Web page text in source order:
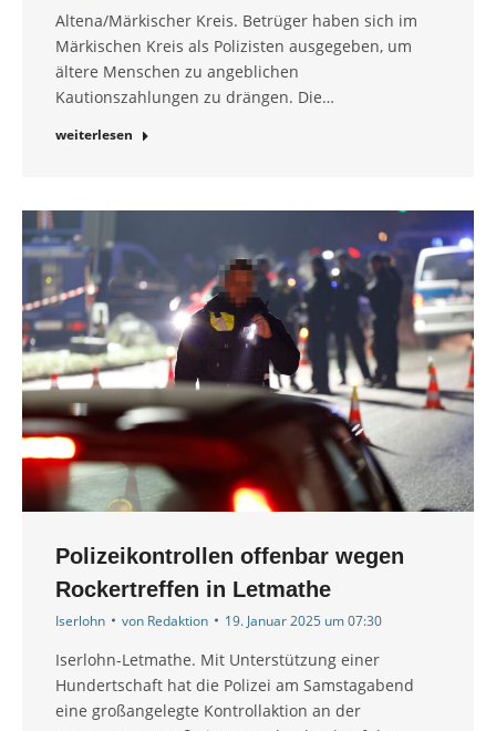
Altena/Märkischer Kreis. Betrüger haben sich im
Märkischen Kreis als Polizisten ausgegeben, um
ältere Menschen zu angeblichen
Kautionszahlungen zu drängen. Die…
weiterlesen
Polizeikontrollen offenbar wegen
Rockertreffen in Letmathe
Iserlohn von Redaktion 19. Januar 2025 um 07:30
Iserlohn-Letmathe. Mit Unterstützung einer
Hundertschaft hat die Polizei am Samstagabend
eine großangelegte Kontrollaktion an der